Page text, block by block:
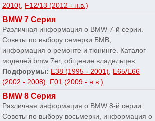
2010), F12/13 (2012 - н.в.)
BMW 7 Серия
Различная информация о BMW 7-й серии.
Советы по выбору семерки БМВ,
информация о ремонте и тюнинге. Каталог
моделей bmw 7er, общение владельцев.
Подфорумы: E38 (1995 - 2001), E65/E66
(2002 - 2008), F01 (2009 - н.в.)
BMW 8 Серия
Различная информация о BMW 8-й серии.
Советы по выбору восьмерки, информация о